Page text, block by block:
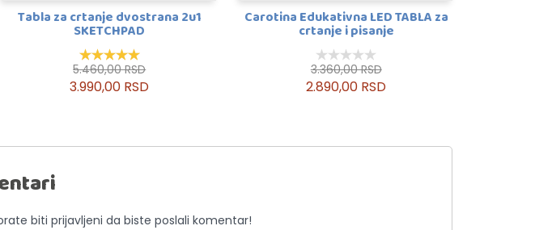
Tabla za crtanje dvostrana 2u1
SKETCHPAD
5.460,00 RSD
3.990,00 RSD
Carotina Edukativna LED TABLA za
crtanje i pisanje
3.360,00 RSD
2.890,00 RSD
biti prijavljeni da biste poslali komentar!